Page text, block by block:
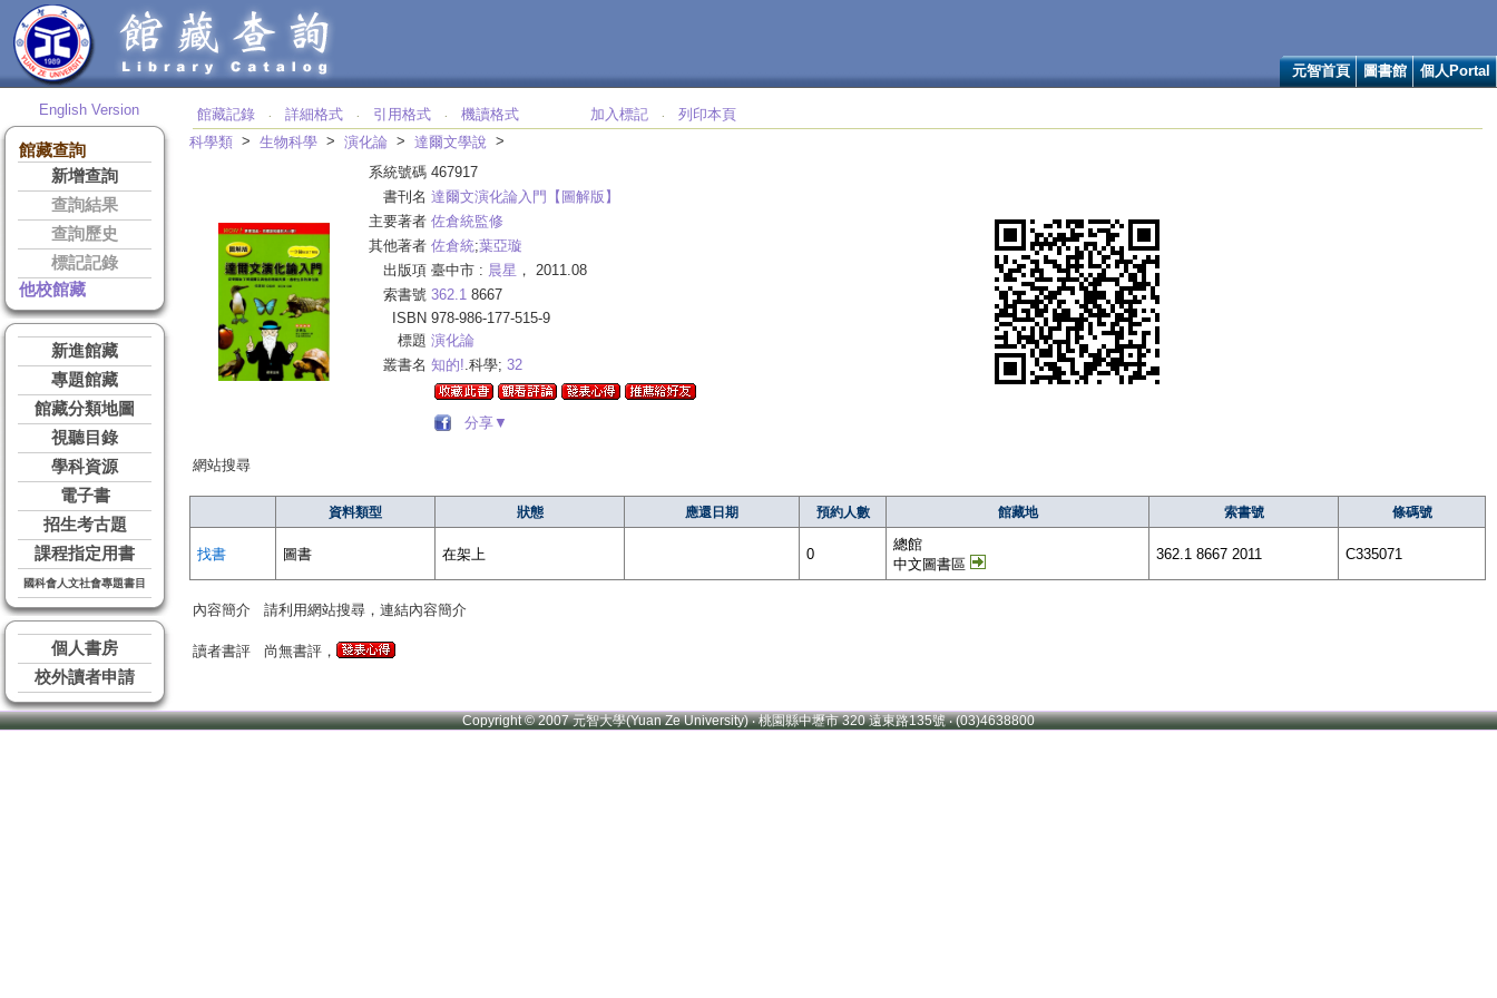
元智首頁 圖書館 個人Portal
English Version
館藏查詢
新增查詢
查詢結果
查詢歷史
標記記錄
他校館藏
新進館藏
專題館藏
館藏分類地圖
視聽目錄
學科資源
電子書
招生考古題
課程指定用書
國科會人文社會專題書目
個人書房
校外讀者申請
館藏記錄 ‧ 詳細格式 ‧ 引用格式 ‧ 機讀格式 加入標記 ‧
列印本頁
科學類 > 生物科學 > 演化論 > 達爾文學說 >
系統號碼 467917
書刊名 達爾文演化論入門【圖解版】
主要著者 佐倉統監修
其他著者 佐倉統;葉亞璇
出版項 臺中市 : 晨星 ， 2011.08
索書號 362.1 8667
ISBN 978-986-177-515-9
標題 演化論
叢書名 知的!.科學; 32
分享▼
網站搜尋
資料類型 狀態 應還日期 預約人數 館藏地 索書號 條碼號
找書 圖書 在架上 0
總館
中文圖書區
362.1 8667 2011 C335071
內容簡介 請利用網站搜尋，連結內容簡介
讀者書評 尚無書評，
Copyright © 2007 元智大學(Yuan Ze University) ‧ 桃園縣中壢市 320 遠東路135號 ‧ (03)4638800